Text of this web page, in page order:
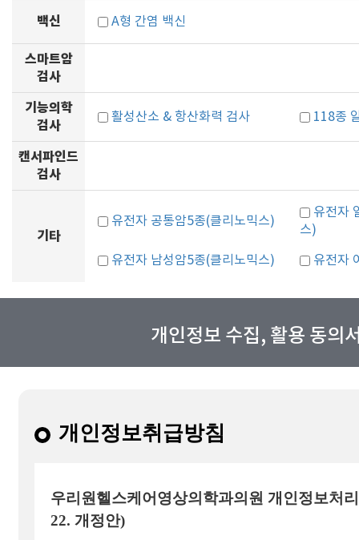
백신 A형 간염 백신
스마트암
검사
기능의학
검사
활성산소 & 항산화력 검사 118종
캔서파인드
검사
기타
유전자 공통암5종(클리노믹스)
유전자
스)
유전자 남성암5종(클리노믹스) 유전자
개인정보 수집, 활용 동의